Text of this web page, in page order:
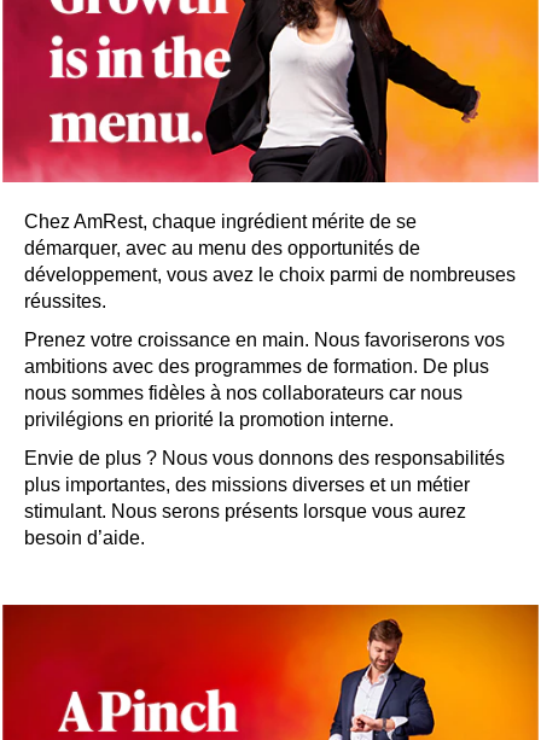
Chez AmRest, chaque ingrédient mérite de se
démarquer, avec au menu des opportunités de
développement, vous avez le choix parmi de nombreuses
réussites.
Prenez votre croissance en main. Nous favoriserons vos
ambitions avec des programmes de formation. De plus
nous sommes fidèles à nos collaborateurs car nous
privilégions en priorité la promotion interne.
Envie de plus ? Nous vous donnons des responsabilités
plus importantes, des missions diverses et un métier
stimulant. Nous serons présents lorsque vous aurez
besoin d’aide.